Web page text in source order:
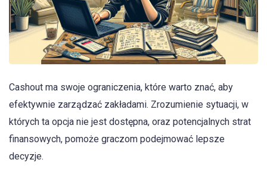
Cashout ma swoje ograniczenia, które warto znać, aby
efektywnie zarządzać zakładami. Zrozumienie sytuacji, w
których ta opcja nie jest dostępna, oraz potencjalnych strat
finansowych, pomoże graczom podejmować lepsze
decyzje.